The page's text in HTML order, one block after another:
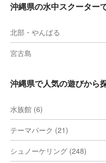
沖縄県の水中スクーター
北部・やんばる
宮古島
沖縄県で人気の遊びから
水族館 (6)
テーマパーク (21)
シュノーケリング (248)